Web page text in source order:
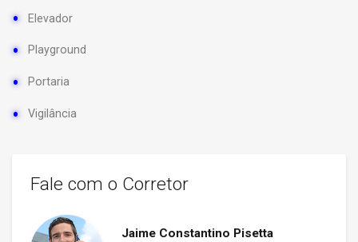
Elevador
Playground
Portaria
Vigilância
Fale com o Corretor
Jaime Constantino Pisetta